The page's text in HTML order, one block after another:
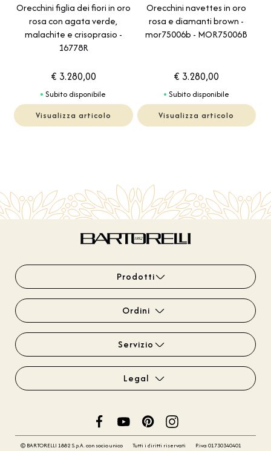
Orecchini figlia dei fiori in oro
rosa con agata verde,
malachite e crisoprasio -
16778R
€ 3.280,00
Subito disponibile
Visualizza articolo
Orecchini navettes in oro
rosa e diamanti brown -
mor75006b - MOR75006B
€ 3.280,00
Subito disponibile
Visualizza articolo
Prodotti
Ordini
Servizio
Legal
© BARTORELLI 1882 S.p.A. con socio unico Tutti i diritti riservati P.iva 01730340401